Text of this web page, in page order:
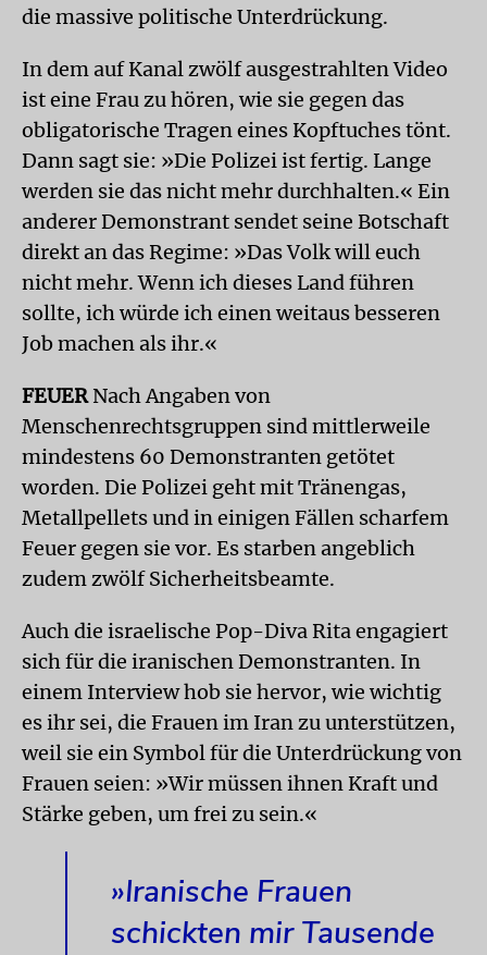
die massive politische Unterdrückung.
In dem auf Kanal zwölf ausgestrahlten Video
ist eine Frau zu hören, wie sie gegen das
obligatorische Tragen eines Kopftuches tönt.
Dann sagt sie: »Die Polizei ist fertig. Lange
werden sie das nicht mehr durchhalten.« Ein
anderer Demonstrant sendet seine Botschaft
direkt an das Regime: »Das Volk will euch
nicht mehr. Wenn ich dieses Land führen
sollte, ich würde ich einen weitaus besseren
Job machen als ihr.«
FEUERNach Angaben von
Menschenrechtsgruppen sind mittlerweile
mindestens 60 Demonstranten getötet
worden. Die Polizei geht mit Tränengas,
Metallpellets und in einigen Fällen scharfem
Feuer gegen sie vor. Es starben angeblich
zudem zwölf Sicherheitsbeamte.
Auch die israelische Pop-Diva Rita engagiert
sich für die iranischen Demonstranten. In
einem Interview hob sie hervor, wie wichtig
es ihr sei, die Frauen im Iran zu unterstützen,
weil sie ein Symbol für die Unterdrückung von
Frauen seien: »Wir müssen ihnen Kraft und
Stärke geben, um frei zu sein.«
»Iranische Frauen
schickten mir Tausende